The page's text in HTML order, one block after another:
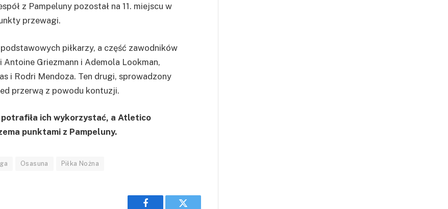
z Pampeluny pozostał na 11. miejscu w
przewagi.
piłkarzy, a część zawodników
Griezmann i Ademola Lookman,
i Rodri Mendoza. Ten drugi, sprowadzony
przerwą z powodu kontuzji.
ich wykorzystać, a Atletico
punktami z Pampeluny.
Osasuna Piłka Nożna